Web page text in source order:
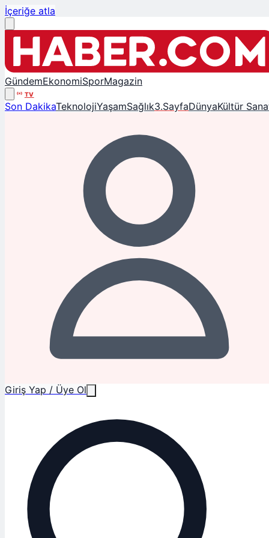
İçeriğe atla
GündemEkonomiSporMagazin
TV
Son DakikaTeknolojiYaşamSağlık3.SayfaDünyaKültür
Giriş Yap / Üye Ol